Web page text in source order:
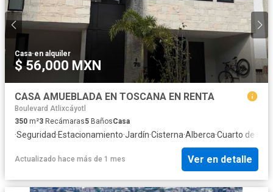
Casa·en alquiler
$ 56,000 MXN
CASA AMUEBLADA EN TOSCANA EN RENTA
Boulevard Atlixcáyotl
350 m²3 Recámaras5 BañosCasa
·Seguridad·Estacionamiento·Jardín·Cisterna·Alberca·Cuarto de
Actualizado hace más de 1 mes Ver en detalle